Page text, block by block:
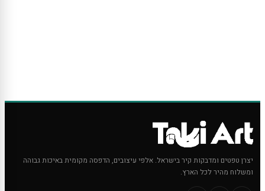
יצרן טפטים ומדבקות קיר בישראל. אלפי עיצובים, הדפסה מקומית באיכות גבוהה
ומשלוח מהיר לכל הארץ.